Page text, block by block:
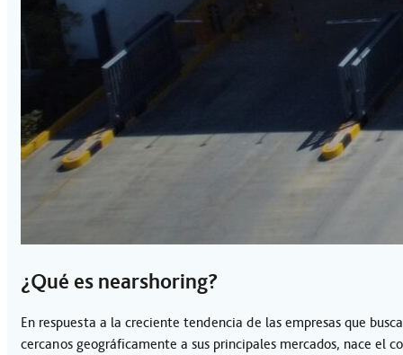
¿Qué es nearshoring?
En respuesta a la creciente tendencia de las empresas que
cercanos geográficamente a sus principales mercados, nace el